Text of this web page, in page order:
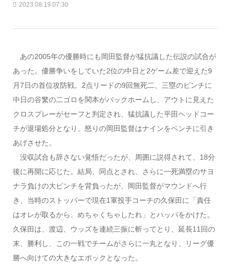
2023.08.19 07:30
あの2005年の優勝時にも岡田監督が猛抗議した伝説の試合が
あった。優勝争いをしていた2位の中日と2ゲーム差で迎えた9
月7日の首位攻防戦。2点リードの9回無死二、三塁のピンチに
中日の谷繁の二ゴロを関本がバックホームし、アウトに見えた
クロスプレーがセーフと判定され、猛抗議した平田ヘッドコー
チが退場処分となり、怒りの岡田監督はナインをベンチに引き
あげさせた。
没収試合も辞さない覚悟だったが、周囲に説得されて、18分
後に再開に応じた。結局、同点とされ、さらに一死満塁のサヨ
ナラ負けの大ピンチを背負ったが、岡田監督がマウンドへ行
き、当時のストッパーで現在1軍投手コーチの久保田に「責任
はオレが取るから、めちゃくちゃしたれ」とハッパをかけた。
久保田は、渡辺、ウッズを連続三振に斬ってとり、延長11回の
末、勝利し、この一戦でチームがさらに一丸となり、リーグ優
勝へ向けての大きなエポックとなった。